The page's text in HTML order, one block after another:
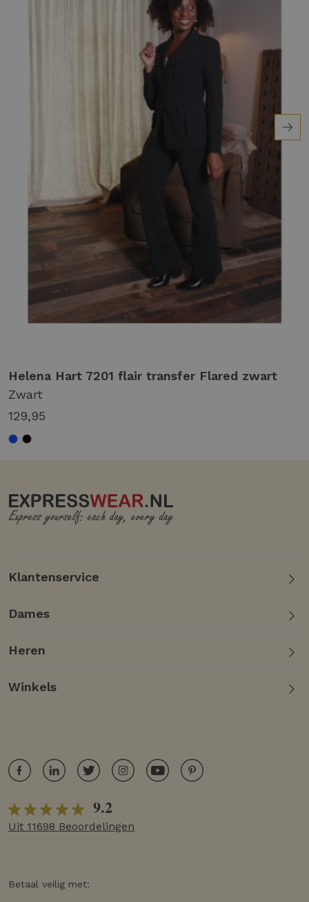
Helena Hart 7201 flair transfer Flared zwart
Zwart
129,95
Klantenservice
Dames
Heren
Winkels
9.2
Uit 11698 Beoordelingen
Betaal veilig met: